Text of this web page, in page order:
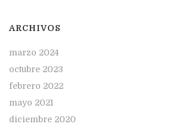
ARCHIVOS
marzo 2024
octubre 2023
febrero 2022
mayo 2021
diciembre 2020